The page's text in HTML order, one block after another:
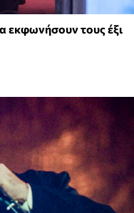
εκφωνήσουν τους έξι